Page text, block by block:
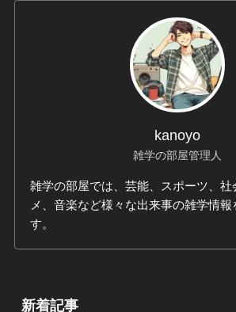
kanoyo
雑学の部屋管理人
雑学の部屋では、芸能、スポーツ、社
メ、音楽など様々な出来事の雑学情報
す。
新着記事